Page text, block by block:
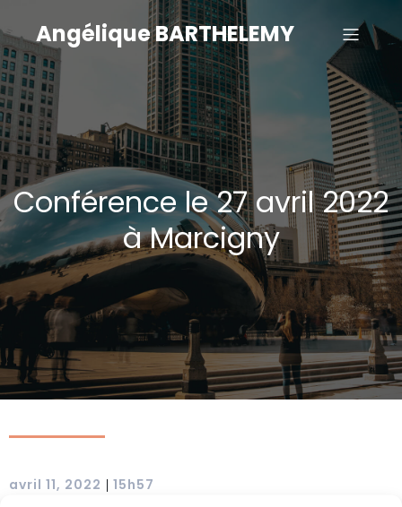
Angélique BARTHELEMY
Conférence le 27 avril 2022
à Marcigny
avril 11, 2022 | 15h57